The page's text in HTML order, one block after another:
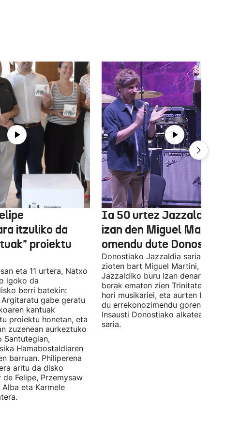
itzuliko da
proiektu
eta 11 urtera, Natxo
igoko da
berri batekin:
gabe geratu
kantuak
proiektu honetan, eta
zuzenean aurkeztuko
Santutegian,
Hamabostaldiaren
barruan. Philiperena
aritu da disko
de Felipe, Przemysaw
Alba eta Karmele
Ia 50 urtez Jazzaldiko
izan den Miguel Martin
omendu dute Donostian
Donostiako Jazzaldia saria eman
zioten bart Miguel Martini, ia 50
Jazzaldiko buru izan denari. Orain
berak ematen zien Trinitate Plazan
hori musikariei, eta aurten berak jaso
du errekonozimendu gorena. Jon
Insausti Donostiako alkateak eman
saria.